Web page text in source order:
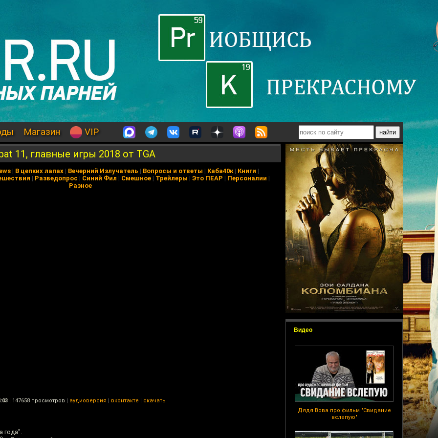
Магазин VIP
Видео
Дядя Вова про фильм "Свидание
вслепую"
11, главные игры 2018 от TGA
| В цепких лапах | Вечерний Излучатель | Вопросы и ответы | Каба40к| Книги |
| Разведопрос | Синий Фил | Смешное | Трейлеры | Это ПЕАР | Персоналии |
Разное
| 147658 просмотров | аудиоверсия | вконтакте | скачать
года".